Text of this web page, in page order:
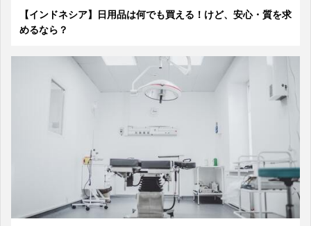
【インドネシア】日用品は何でも買える！けど、安心・質を求
めるなら？